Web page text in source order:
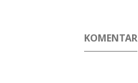
KOMENTAR